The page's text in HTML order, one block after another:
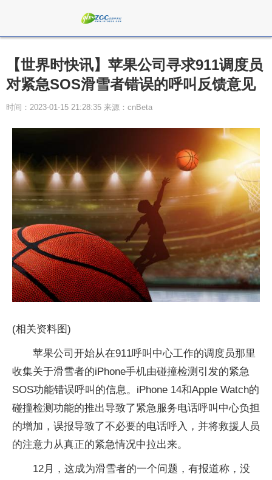
【世界时快讯】苹果公司寻求911调度员
对紧急SOS滑雪者错误的呼叫反馈意见
时间：2023-01-15 21:28:35 来源：cnBeta
(相关资料图)
苹果公司开始从在911呼叫中心工作的调度员那里
收集关于滑雪者的iPhone手机由碰撞检测引发的紧急
SOS功能错误呼叫的信息。iPhone 14和Apple Watch的
碰撞检测功能的推出导致了紧急服务电话呼叫中心负担
的增加，误报导致了不必要的电话呼入，并将救援人员
的注意力从真正的紧急情况中拉出来。
12月，这成为滑雪者的一个问题，有报道称，没